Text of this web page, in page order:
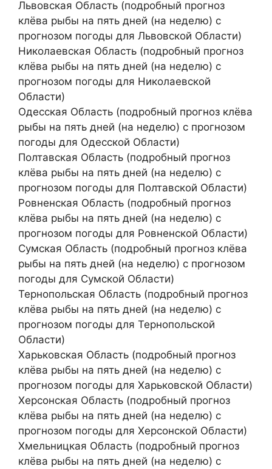
Львовская Область (подробный прогноз
клёва рыбы на пять дней (на неделю) с
прогнозом погоды для Львовской Области)
Николаевская Область (подробный прогноз
клёва рыбы на пять дней (на неделю) с
прогнозом погоды для Николаевской
Области)
Одесская Область (подробный прогноз клёва
рыбы на пять дней (на неделю) с прогнозом
погоды для Одесской Области)
Полтавская Область (подробный прогноз
клёва рыбы на пять дней (на неделю) с
прогнозом погоды для Полтавской Области)
Ровненская Область (подробный прогноз
клёва рыбы на пять дней (на неделю) с
прогнозом погоды для Ровненской Области)
Сумская Область (подробный прогноз клёва
рыбы на пять дней (на неделю) с прогнозом
погоды для Сумской Области)
Тернопольская Область (подробный прогноз
клёва рыбы на пять дней (на неделю) с
прогнозом погоды для Тернопольской
Области)
Харьковская Область (подробный прогноз
клёва рыбы на пять дней (на неделю) с
прогнозом погоды для Харьковской Области)
Херсонская Область (подробный прогноз
клёва рыбы на пять дней (на неделю) с
прогнозом погоды для Херсонской Области)
Хмельницкая Область (подробный прогноз
клёва рыбы на пять дней (на неделю) с